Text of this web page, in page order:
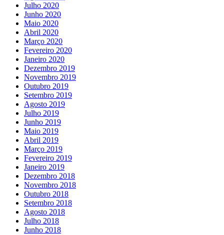
Julho 2020
Junho 2020
Maio 2020
Abril 2020
Março 2020
Fevereiro 2020
Janeiro 2020
Dezembro 2019
Novembro 2019
Outubro 2019
Setembro 2019
Agosto 2019
Julho 2019
Junho 2019
Maio 2019
Abril 2019
Março 2019
Fevereiro 2019
Janeiro 2019
Dezembro 2018
Novembro 2018
Outubro 2018
Setembro 2018
Agosto 2018
Julho 2018
Junho 2018